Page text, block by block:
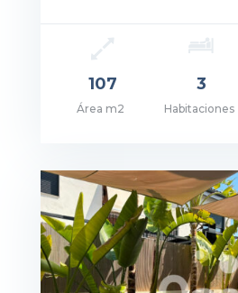
330.000€
107
Área m2
3
Habitaciones